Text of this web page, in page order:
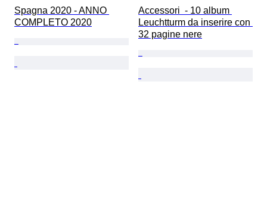
Spagna 2020 - ANNO
COMPLETO 2020
Accessori  - 10 album
Leuchtturm da inserire con
32 pagine nere